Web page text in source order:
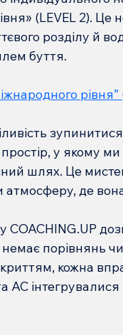
(LEVEL 2). Це
розділу й
буття.
у якому
шлях. Це
де
порівнянь
кожна
AC